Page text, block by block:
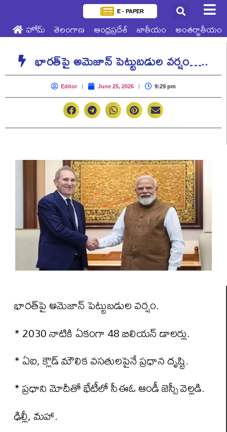
E - PAPER
హోమ్ తెలంగాణ ఆంధ్రప్రదేశ్ జాతీయం అంతర్జాతీయం
భారత్‌పై అమెజాన్‌ పెట్టుబడుల వర్షం…..
Editor June 25, 2026 9:29 pm
భారత్‌పై అమెజాన్‌ పెట్టుబడుల వర్షం.
* 2030 నాటికి ఏకంగా 48 బిలియన్ డాలర్లు.
* ఏఐ, క్లౌడ్ మౌలిక వసతులపైనే ప్రధాన దృష్టి.
* ప్రధాని మోదీతో భేటీలో సీఈఓ ఆండీ జెస్సీ వెల్లడి.
ఢిల్లీ, మహా.